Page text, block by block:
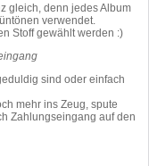
gleich, denn jedes Album
verwendet.
Stoff gewählt werden :)
sind oder einfach
mehr ins Zeug, spute
Zahlungseingang auf den